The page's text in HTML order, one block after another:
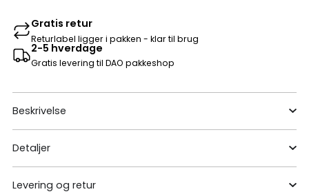
Gratis retur
Returlabel ligger i pakken - klar til brug
2-5 hverdage
Gratis levering til DAO pakkeshop
Beskrivelse
Detaljer
Levering og retur